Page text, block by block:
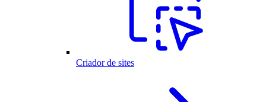
Criador de sites